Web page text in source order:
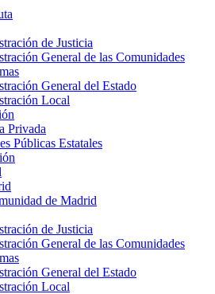
de Justicia
General de las Comunidades
General del Estado
Local
Privada
Públicas Estatales
de Madrid
de Justicia
General de las Comunidades
General del Estado
Local